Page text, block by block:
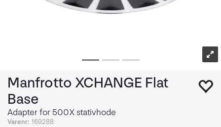
Manfrotto XCHANGE Flat
Base
Adapter for 500X stativhode
Varenr: 169288